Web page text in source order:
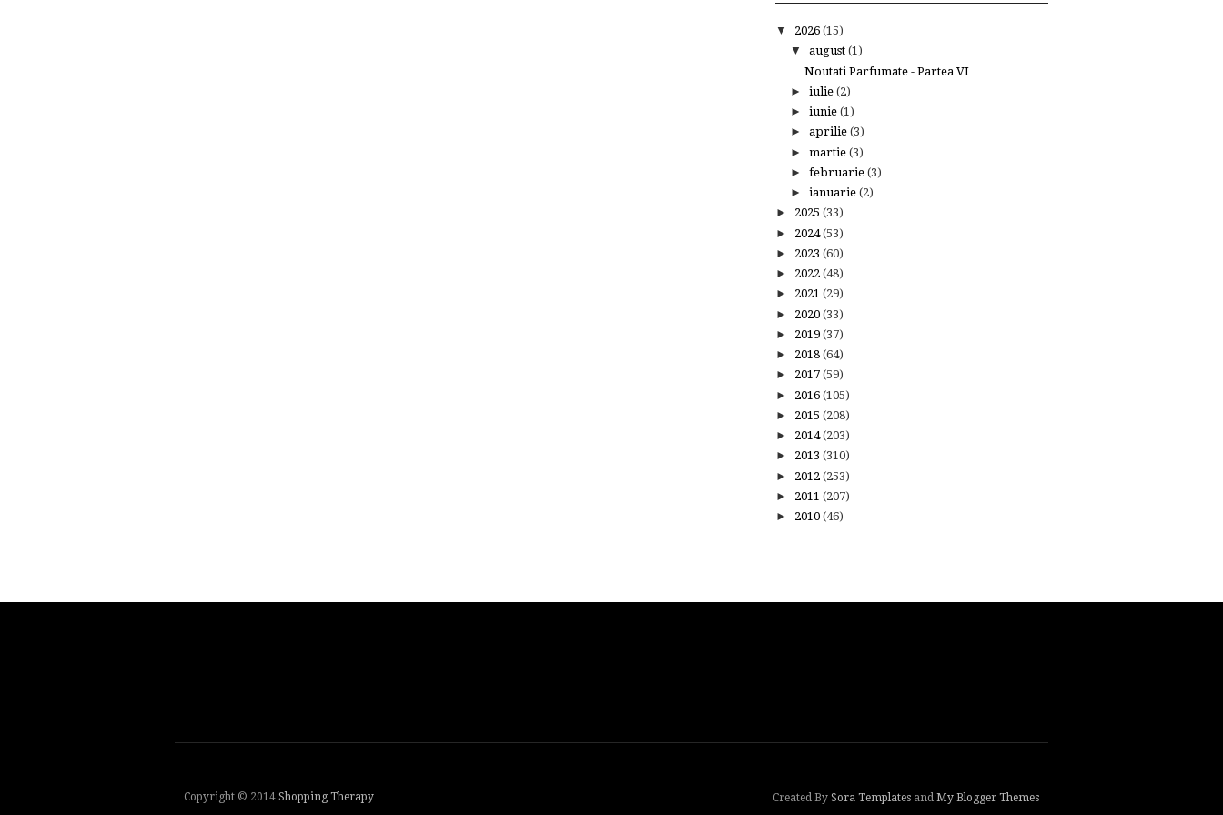
▼ 2026 (15)
▼ august (1)
Noutati Parfumate - Partea VI
► iulie (2)
► iunie (1)
► aprilie (3)
► martie (3)
► februarie (3)
► ianuarie (2)
► 2025 (33)
► 2024(53)
► 2023 (60)
► 2022 (48)
► 2021 (29)
► 2020 (33)
► 2019 (37)
► 2018 (64)
► 2017 (59)
► 2016 (105)
► 2015 (208)
► 2014(203)
► 2013 (310)
► 2012 (253)
► 2011 (207)
► 2010 (46)
Copyright © 2014 Shopping Therapy Created By Sora Templates and My Blogger Themes